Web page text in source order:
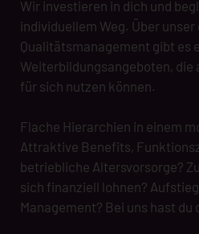
Wir investieren in dich und
individuellem Weg. Über
Qualitätsmanagement gibt es
Weiterbildungsangeboten, die
für sich nutzen können.
Flache Hierarchien in einem
Attraktive Benefits,
betriebliche Altersvorsorge?
sich finanziell lohnen?
Management? Bei uns hast du